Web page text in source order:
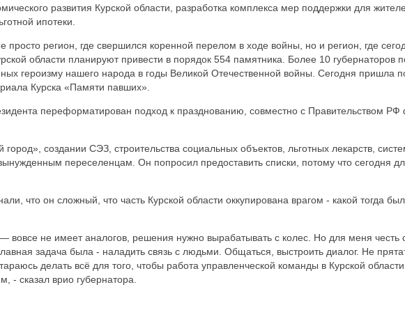
развития Курской области, разработка комплекса мер поддержки для
ипотеки.
регион, где свершился коренной перелом в ходе войны, но и регион, где
области планируют привести в порядок 554 памятника. Более 10 губернаторов
героизму нашего народа в годы Великой Отечественной войны. Сегодня пришла
Курска «Памяти павших».
переформатирован подход к празднованию, совместно с Правительством
создании СЭЗ, строительства социальных объектов, льготных лекарств,
переселенцам. Он попросил предоставить списки, потому что сегодня
что он сложный, что часть Курской области оккупирована врагом - какой тогда
не имеет аналогов, решения нужно вырабатывать с колес. Но для меня честь
задача была - наладить связь с людьми. Общаться, выстроить диалог. Не
делать всё для того, чтобы работа управленческой команды в Курской
- сказал врио губернатора.